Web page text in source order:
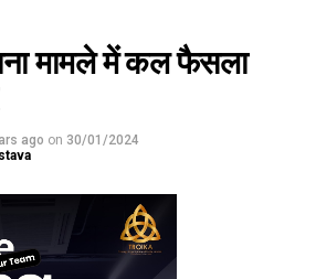
मामले में कल फैसला
ago on 30/01/2024